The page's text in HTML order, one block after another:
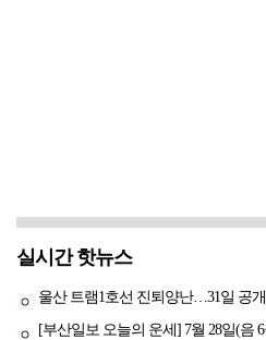
실시간 핫뉴스
울산 트램1호선 진퇴양난…31일 공
[부산일보 오늘의 운세] 7월 28일(음